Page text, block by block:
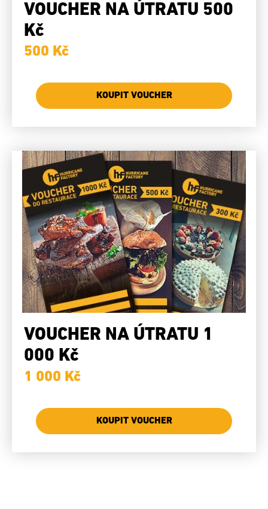
VOUCHER NA ÚTRATU 500
Kč
500 Kč
KOUPIT VOUCHER
VOUCHER NA ÚTRATU 1
000 Kč
1 000 Kč
KOUPIT VOUCHER